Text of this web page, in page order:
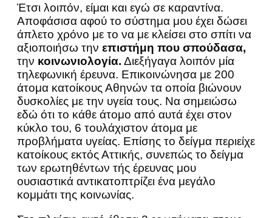
Έτσι λοιπόν, είμαι και εγώ σε καραντίνα.
Αποφάσισα αφού το σύστημα μου έχει δώσει
άπλετο χρόνο με το να με κλείσει στο σπίτι να
αξιοποιήσω την επιστήμη που σπούδασα,
την κοινωνιολογία. Διεξήγαγα λοιπόν μία
τηλεφωνική έρευνα. Επικοινώνησα με 200
άτομα κατοίκους Αθηνών τα οποία βιώνουν
δυσκολίες με την υγεία τους. Να σημειώσω
εδώ ότι το κάθε άτομο από αυτά έχει στον
κύκλο του, 6 τουλάχιστον άτομα με
προβλήματα υγείας. Επίσης το δείγμα περιείχε
κατοίκους εκτός Αττικής, συνεπώς το δείγμα
των ερωτηθέντων τής έρευνας μου
ουσιαστικά αντικατοπτρίζει ένα μεγάλο
κομμάτι της κοινωνίας.